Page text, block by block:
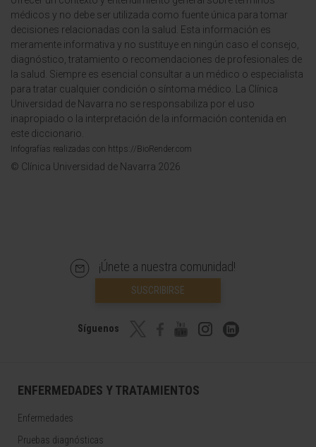
médicos y no debe ser utilizada como fuente única para tomar
decisiones relacionadas con la salud. Esta información es
meramente informativa y no sustituye en ningún caso el consejo,
diagnóstico, tratamiento o recomendaciones de profesionales de
la salud. Siempre es esencial consultar a un médico o especialista
para tratar cualquier condición o síntoma médico. La Clínica
Universidad de Navarra no se responsabiliza por el uso
inapropiado o la interpretación de la información contenida en
este diccionario.
Infografías realizadas con https://BioRender.com
© Clínica Universidad de Navarra 2026
¡Únete a nuestra comunidad!
SUSCRIBIRSE
Síguenos
ENFERMEDADES Y TRATAMIENTOS
Enfermedades
Pruebas diagnósticas